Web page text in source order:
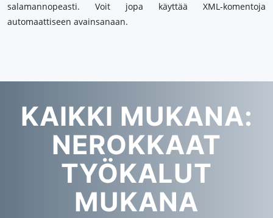
salamannopeasti. Voit jopa käyttää XML-komentoja
automaattiseen avainsanaan.
KAIKKI MUKANA:
NEROKKAAT
TYÖKALUT
MUKANA